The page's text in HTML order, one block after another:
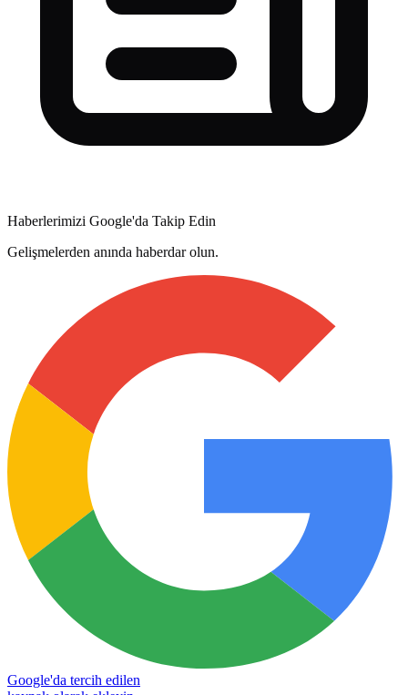
Haberlerimizi Google'da Takip Edin
Gelişmelerden anında haberdar olun.
Google'da tercih edilen